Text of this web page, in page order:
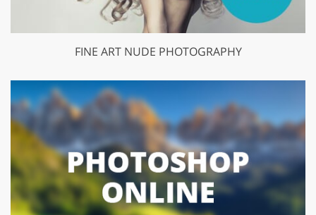
FINE ART NUDE PHOTOGRAPHY